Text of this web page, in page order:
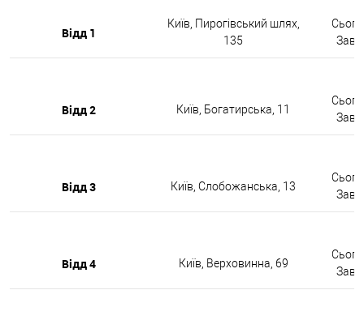
Відд 1
Київ, Пирогівський шлях,
135
Відд 2 Київ, Богатирська, 11
Відд 3 Київ, Слобожанська, 13
Відд 4 Київ, Верховинна, 69